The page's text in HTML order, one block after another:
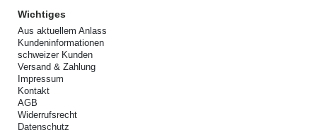
Wichtiges
Aus aktuellem Anlass
Kundeninformationen
schweizer Kunden
Versand & Zahlung
Impressum
Kontakt
AGB
Widerrufsrecht
Datenschutz